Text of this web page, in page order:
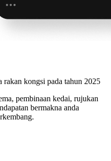
kongsi pada tahun 2025
pembinaan kedai, rujukan
bermakna anda